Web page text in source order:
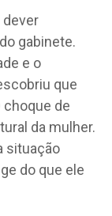
dever
gabinete.
e o
que
choque de
da mulher.
situação
do que ele